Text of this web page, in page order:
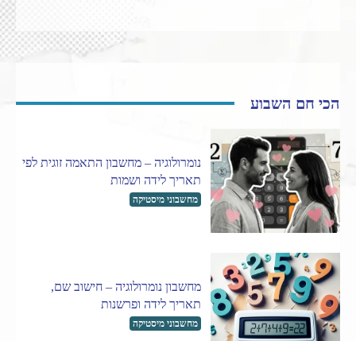
הכי חם השבוע
נומרולוגיה – מחשבון התאמה זוגית לפי
תאריך לידה ושמות
מחשבוני מיסטיקה
מחשבון נומרולוגיה – חישוב שם,
תאריך לידה ופרשנות
מחשבוני מיסטיקה